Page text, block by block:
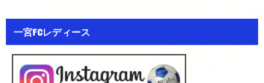
一宮FCレディース